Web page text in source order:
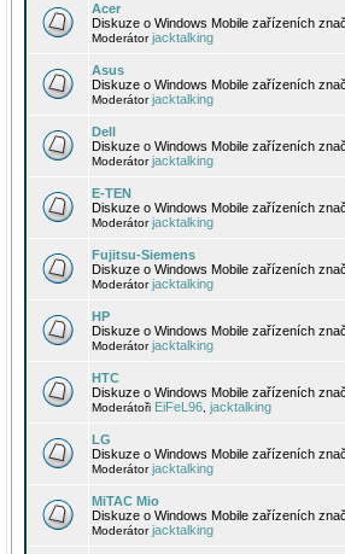
Acer
Diskuze o Windows Mobile zařízeních
Moderátorjacktalking
Asus
Diskuze o Windows Mobile zařízeních
Moderátorjacktalking
Dell
Diskuze o Windows Mobile zařízeních
Moderátorjacktalking
E-TEN
Diskuze o Windows Mobile zařízeních
Moderátorjacktalking
Fujitsu-Siemens
Diskuze o Windows Mobile zařízeních
Moderátorjacktalking
HP
Diskuze o Windows Mobile zařízeních
Moderátorjacktalking
HTC
Diskuze o Windows Mobile zařízeních
Moderátoři EiFeL96 jacktalking
LG
Diskuze o Windows Mobile zařízeních
Moderátorjacktalking
MiTAC Mio
Diskuze o Windows Mobile zařízeních
Moderátorjacktalking